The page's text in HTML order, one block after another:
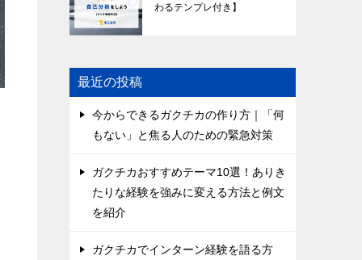
わるテンプレ付き】
最近の投稿
今からできるガクチカの作り方｜「何
もない」と焦る人のための緊急対策
ガクチカおすすめテーマ10選！ありき
たりな経験を強みに変える方法と例文
を紹介
ガクチカでインターン経験を語る方